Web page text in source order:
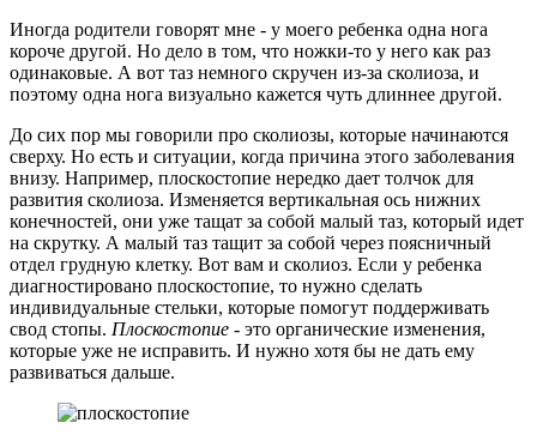
Иногда родители говорят мне - у моего ребенка одна нога
короче другой. Но дело в том, что ножки-то у него как раз
одинаковые. А вот таз немного скручен из-за сколиоза, и
поэтому одна нога визуально кажется чуть длиннее другой.
До сих пор мы говорили про сколиозы, которые начинаются
сверху. Но есть и ситуации, когда причина этого заболевания
внизу. Например, плоскостопие нередко дает толчок для
развития сколиоза. Изменяется вертикальная ось нижних
конечностей, они уже тащат за собой малый таз, который идет
на скрутку. А малый таз тащит за собой через поясничный
отдел грудную клетку. Вот вам и сколиоз. Если у ребенка
диагностировано плоскостопие, то нужно сделать
индивидуальные стельки, которые помогут поддерживать
свод стопы. Плоскостопие - это органические изменения,
которые уже не исправить. И нужно хотя бы не дать ему
развиваться дальше.